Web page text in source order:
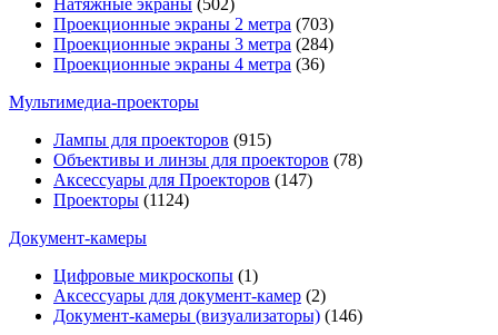
Натяжные экраны (502)
Проекционные экраны 2 метра (703)
Проекционные экраны 3 метра (284)
Проекционные экраны 4 метра (36)
Мультимедиa-проекторы
Лампы для проекторов (915)
Объективы и линзы для проекторов (78)
Аксессуары для Проекторов (147)
Проекторы (1124)
Документ-камеры
Цифровые микроскопы (1)
Аксессуары для документ-камер (2)
Документ-камеры (визуализаторы) (146)